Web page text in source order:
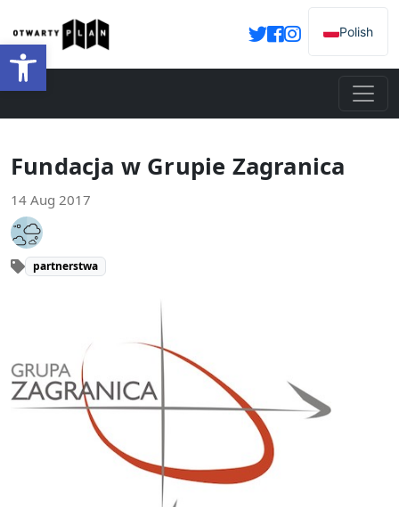
Open toolbar
Polish
Fundacja w Grupie Zagranica
14 Aug 2017
partnerstwa